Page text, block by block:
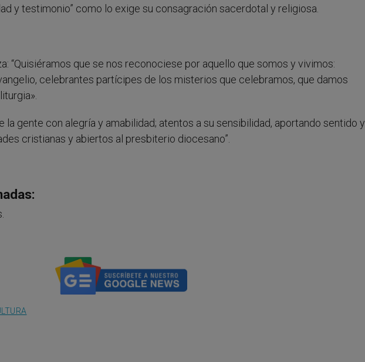
y testimonio” como lo exige su consagración sacerdotal y religiosa.
“Quisiéramos que se nos reconociese por aquello que somos y vivimos:
celebrantes partícipes de los misterios que celebramos, que damos
la gente con alegría y amabilidad; atentos a su sensibilidad, aportando sentido y
cristianas y abiertos al presbiterio diocesano”.